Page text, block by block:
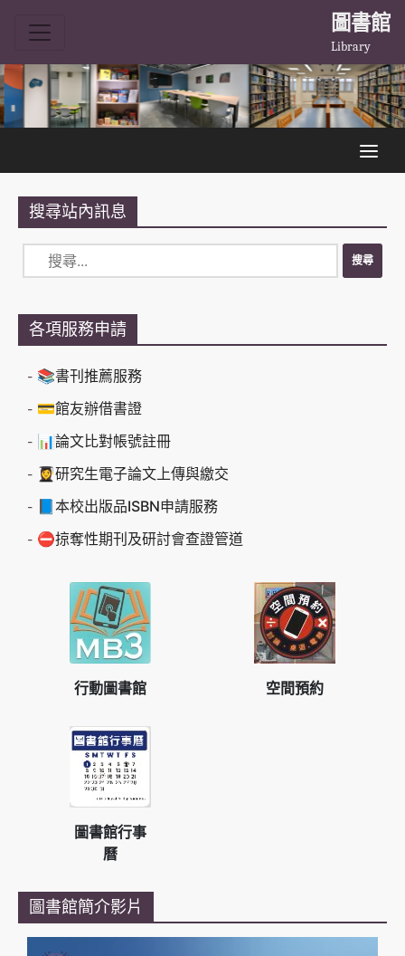
圖書館
Library
搜尋站內訊息
各項服務申請
📚書刊推薦服務
💳館友辦借書證
📊論文比對帳號註冊
👩‍🎓研究生電子論文上傳與繳交
📘本校出版品ISBN申請服務
⛔掠奪性期刊及研討會查證管道
行動圖書館 空間預約
圖書館行事
曆
圖書館簡介影片